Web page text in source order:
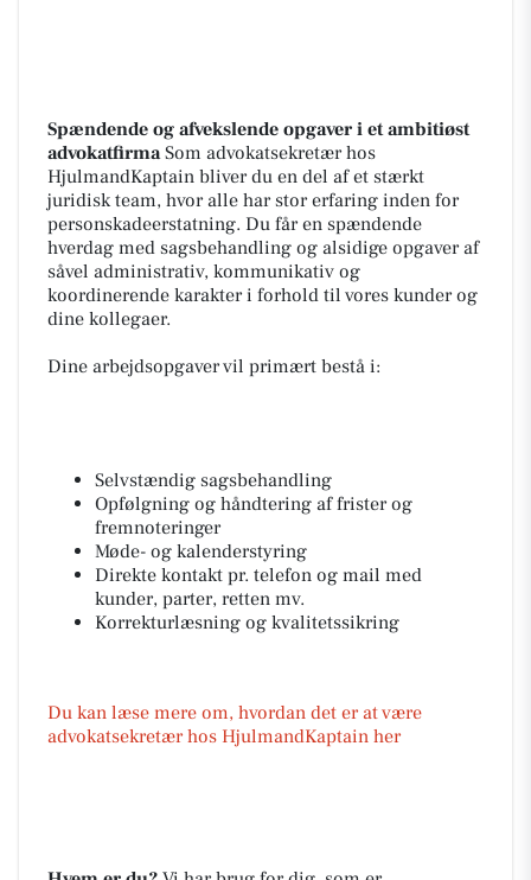
Spændende og afvekslende opgaver i et ambitiøst
advokatfirmaSom advokatsekretær hos
HjulmandKaptain bliver du en del af et stærkt
juridisk team, hvor alle har stor erfaring inden for
personskadeerstatning. Du får en spændende
hverdag med sagsbehandling og alsidige opgaver af
såvel administrativ, kommunikativ og
koordinerende karakter i forhold til vores kunder og
dine kollegaer.
Dine arbejdsopgaver vil primært bestå i:
Selvstændig sagsbehandling
Opfølgning og håndtering af frister og
fremnoteringer
Møde- og kalenderstyring
Direkte kontakt pr. telefon og mail med
kunder, parter, retten mv.
Korrekturlæsning og kvalitetssikring
Du kan læse mere om, hvordan det er at være
advokatsekretær hos HjulmandKaptain her